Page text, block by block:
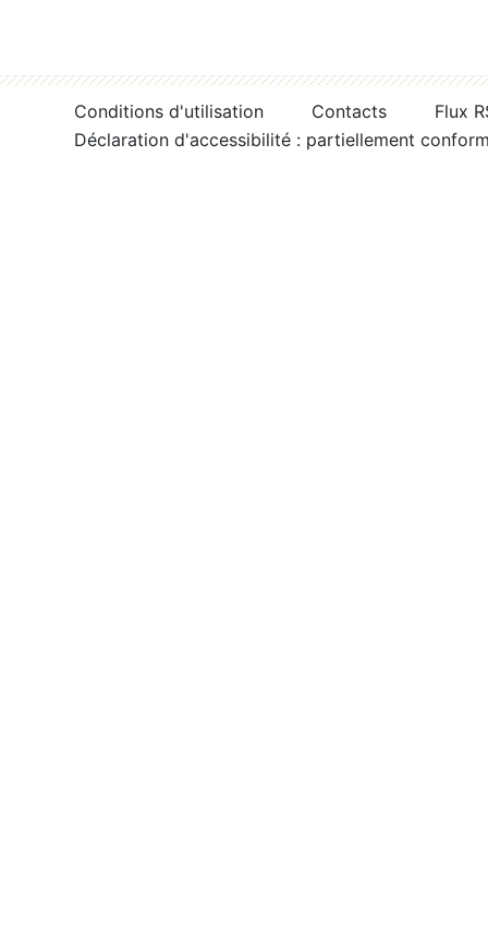
Conditions d'utilisation Contacts
Flux
Déclaration d'accessibilité : partiellement